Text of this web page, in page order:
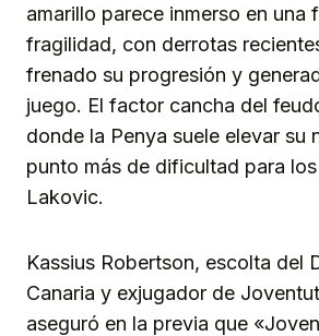
amarillo parece inmerso en una
fragilidad, con derrotas
frenado su progresión y
juego. El factor cancha del
donde la Penya suele elevar su
punto más de dificultad para
Lakovic.
Kassius Robertson, escolta del
Canaria y exjugador de
aseguró en la previa que